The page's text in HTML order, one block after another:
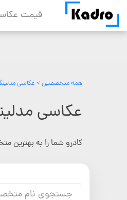
content
قیمت
همه متخصصین > عکاسی
عکاسی
کادرو شما را به بهترین